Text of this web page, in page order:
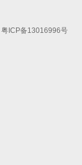
粤ICP备13016996号